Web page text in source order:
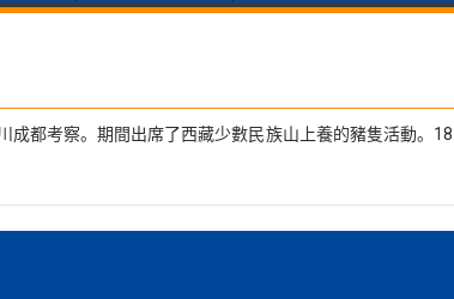
都考察。期間出席了西藏少數民族山上養的豬隻活動。